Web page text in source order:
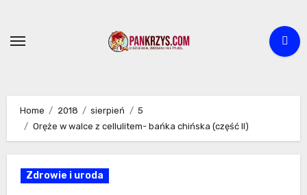
content
Home 2018 sierpień
5
Oręże w walce z cellulitem- bańka chińska (część II)
Zdrowie i uroda